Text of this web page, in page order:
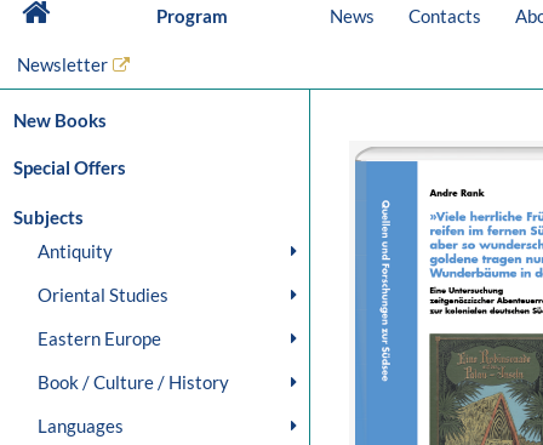
Program News Contacts
Newsletter
New Books
Special Offers
Subjects
Antiquity
Oriental Studies
Eastern Europe
Book / Culture / History
Languages